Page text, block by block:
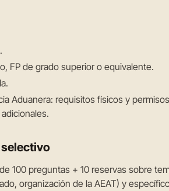
FP de grado superior o equivalente.
Aduanera: requisitos físicos y
selectivo
100 preguntas + 10 reservas sobre
organización de la AEAT) y